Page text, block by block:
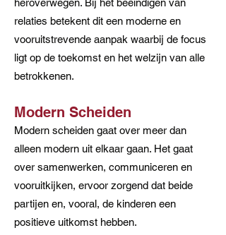
heroverwegen. Bij het beëindigen van
relaties betekent dit een moderne en
vooruitstrevende aanpak waarbij de focus
ligt op de toekomst en het welzijn van alle
betrokkenen.
Modern Scheiden
Modern scheiden gaat over meer dan
alleen modern uit elkaar gaan. Het gaat
over samenwerken, communiceren en
vooruitkijken, ervoor zorgend dat beide
partijen en, vooral, de kinderen een
positieve uitkomst hebben.